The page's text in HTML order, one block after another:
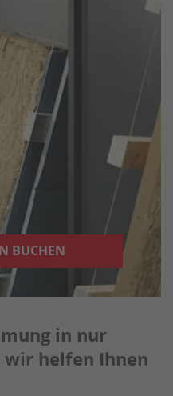
BUCHEN
in nur
helfen Ihnen